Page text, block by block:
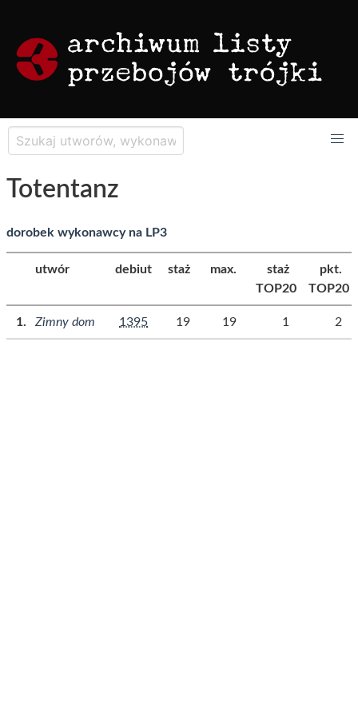
Totentanz
dorobek wykonawcy na LP3
utwór debiut staż max.
staż
TOP20
pkt.
TOP20
Zimny dom 1395 19 19 1 2